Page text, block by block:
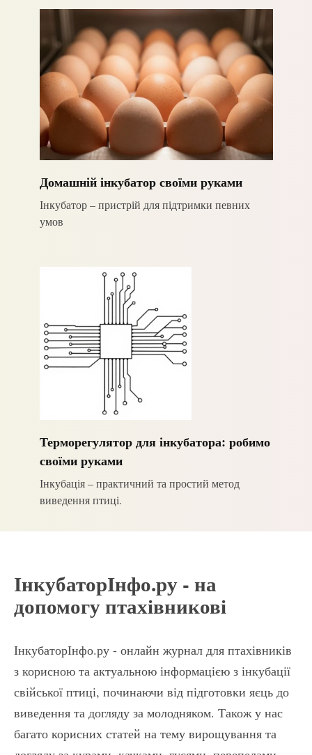
Домашній інкубатор своїми руками
Інкубатор – пристрій для підтримки певних
умов
Терморегулятор для інкубатора: робимо
своїми руками
Інкубація – практичний та простий метод
виведення птиці.
ІнкубаторІнфо.ру - на
допомогу птахівникові
ІнкубаторІнфо.ру - онлайн журнал для птахівників
з корисною та актуальною інформацією з інкубації
свійської птиці, починаючи від підготовки яєць до
виведення та догляду за молодняком. Також у нас
багато корисних статей на тему вирощування та